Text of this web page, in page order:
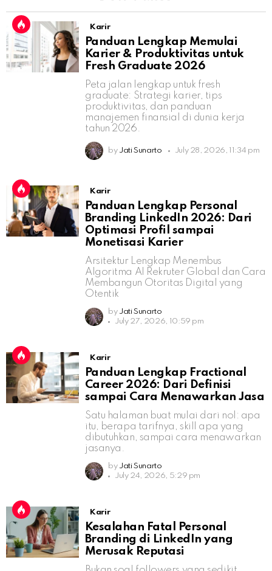
Karir
Panduan Lengkap Memulai
Karier & Produktivitas untuk
Fresh Graduate 2026
Peta jalan lengkap untuk fresh
graduate: Strategi karier, tips
produktivitas, dan panduan
manajemen finansial di dunia kerja
tahun 2026.
by Jati Sunarto July 28, 2026, 11:34 pm
Karir
Panduan Lengkap Personal
Branding LinkedIn 2026: Dari
Optimasi Profil sampai
Monetisasi Karier
Arsitektur Lengkap Menembus
Algoritma AI Rekruter Global dan Cara
Membangun Otoritas Digital yang
Otentik
by Jati Sunarto
July 27, 2026, 10:59 pm
Karir
Panduan Lengkap Fractional
Career 2026: Dari Definisi
sampai Cara Menawarkan Jasa
Satu halaman buat mulai dari nol: apa
itu, berapa tarifnya, skill apa yang
dibutuhkan, sampai cara menawarkan
jasanya.
by Jati Sunarto
July 24, 2026, 5:29 pm
Karir
Kesalahan Fatal Personal
Branding di LinkedIn yang
Merusak Reputasi